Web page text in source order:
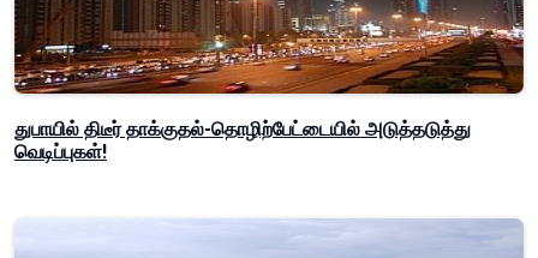
துபாயில் திடீர் தாக்குதல்-தொழிற்பேட்டையில் அடுத்தடுத்து
வெடிப்புகள்!